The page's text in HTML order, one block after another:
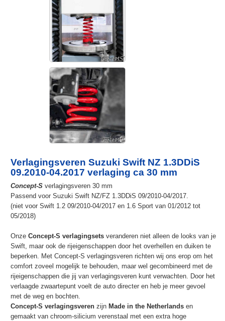
Verlagingsveren Suzuki Swift NZ 1.3DDiS
09.2010-04.2017 verlaging ca 30 mm
Concept-Sverlagingsveren 30 mm
Passend voor Suzuki Swift NZ/FZ 1.3DDiS 09/2010-04/2017.
(niet voor Swift 1.2 09/2010-04/2017 en 1.6 Sport van 01/2012 tot
05/2018)
Onze Concept-S verlagingsetsveranderen niet alleen de looks van je
Swift, maar ook de rijeigenschappen door het overhellen en duiken te
beperken. Met Concept-S verlagingsveren richten wij ons erop om het
comfort zoveel mogelijk te behouden, maar wel gecombineerd met de
rijeigenschappen die jij van verlagingsveren kunt verwachten. Door het
verlaagde zwaartepunt voelt de auto directer en heb je meer gevoel
met de weg en bochten.
Concept-S verlagingsverenzijn Made in the Netherlandsen
gemaakt van chroom-silicium verenstaal met een extra hoge